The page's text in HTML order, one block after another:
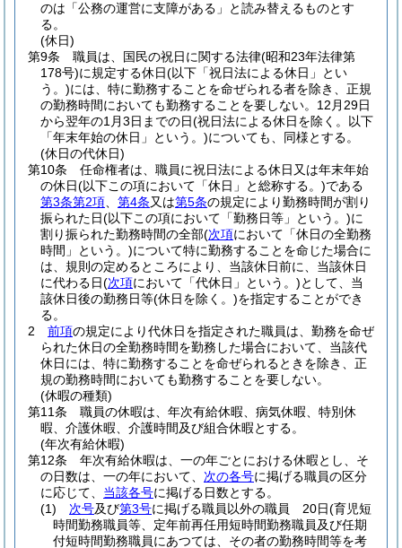
のは「公務の運営に支障がある」と読み替えるものとす
る。
(休日)
第9条
職員は、国民の祝日に関する法律(昭和23年法律第
178号)に規定する休日(以下「祝日法による休日」とい
う。)には、特に勤務することを命ぜられる者を除き、正規
の勤務時間においても勤務することを要しない。 12月29日
から翌年の1月3日までの日(祝日法による休日を除く。以下
「年末年始の休日」という。)についても、同様とする。
(休日の代休日)
第10条
任命権者は、職員に祝日法による休日又は年末年始
の休日(以下この項において「休日」と総称する。)である
第3条第2項
第4条又は第5条の規定により勤務時間が割り
振られた日(以下この項において「勤務日等」という。)に
割り振られた勤務時間の全部(次項において「休日の全勤務
時間」という。)について特に勤務することを命じた場合に
は、規則の定めるところにより、当該休日前に、当該休日
に代わる日(次項において「代休日」という。)として、当
該休日後の勤務日等(休日を除く。)を指定することができ
る。
2
前項の規定により代休日を指定された職員は、勤務を命ぜ
られた休日の全勤務時間を勤務した場合において、当該代
休日には、特に勤務することを命ぜられるときを除き、正
規の勤務時間においても勤務することを要しない。
(休暇の種類)
第11条
職員の休暇は、年次有給休暇、病気休暇、特別休
暇、介護休暇、介護時間及び組合休暇とする。
(年次有給休暇)
第12条
年次有給休暇は、一の年ごとにおける休暇とし、そ
の日数は、一の年において、 次の各号に掲げる職員の区分
に応じて、 当該各号に掲げる日数とする。
(1)
次号及び第3号に掲げる職員以外の職員 20日(育児短
時間勤務職員等、定年前再任用短時間勤務職員及び任期
付短時間勤務職員にあつては、その者の勤務時間等を考